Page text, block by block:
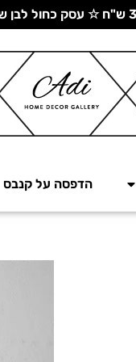
הדפסה על קנבס